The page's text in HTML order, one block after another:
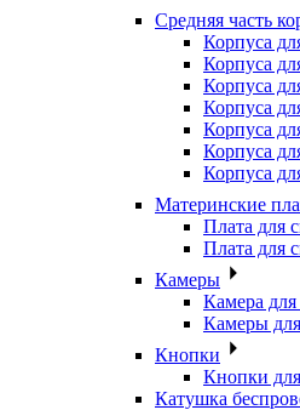
Средняя часть
Корпуса
Корпуса
Корпуса
Корпуса
Корпуса
Корпуса
Корпуса
Материнские
Плата для
Плата для
Камеры
Камера
Камеры
Кнопки
Кнопки
Катушка